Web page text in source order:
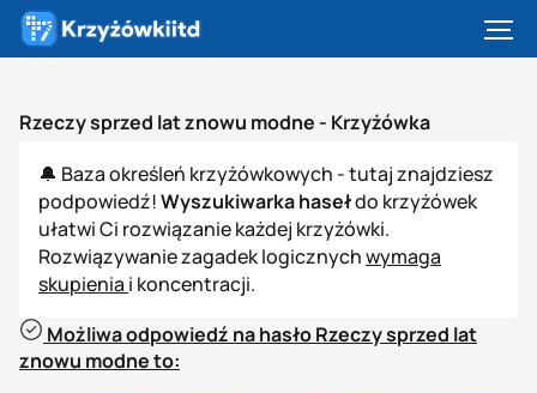
Rzeczy sprzed lat znowu modne - Krzyżówka
🔔 Baza określeń krzyżówkowych - tutaj znajdziesz
podpowiedź!Wyszukiwarka hasełdo krzyżówek
ułatwi Ci rozwiązanie każdej krzyżówki.
Rozwiązywanie zagadek logicznychwymaga
skupienia i koncentracji.
Możliwa odpowiedź na hasło Rzeczy sprzed lat
znowu modne to: